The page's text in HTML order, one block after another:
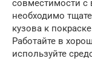
совместимости
необходимо
кузова к
Работайте в
используйте